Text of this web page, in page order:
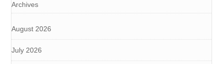
Archives
August 2026
July 2026